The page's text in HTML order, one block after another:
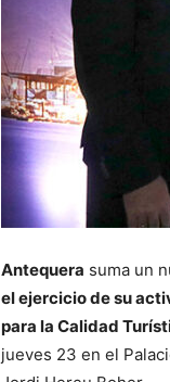
Antequera suma un
el ejercicio de su
para la Calidad
jueves 23 en el